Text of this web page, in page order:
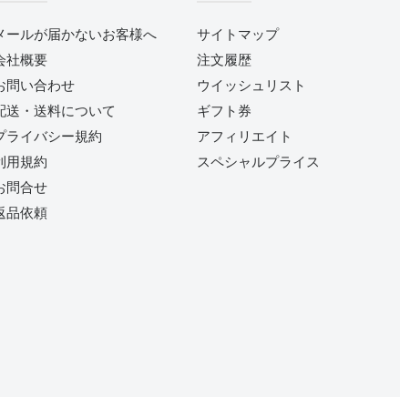
ールが届かないお客様へ
社概要
問い合わせ
送・送料について
ライバシー規約
用規約
問合せ
品依頼
サイトマップ
注文履歴
ウイッシュリスト
ギフト券
アフィリエイト
スペシャルプライス